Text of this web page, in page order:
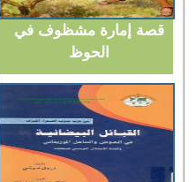
قصة إمارة مشظوف في
الحوظ